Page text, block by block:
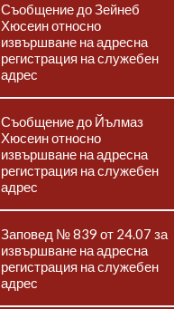
Съобщение до Зейнеб
Хюсеин относно
извършване на адресна
регистрация на служебен
адрес
Съобщение до Йълмаз
Хюсеин относно
извършване на адресна
регистрация на служебен
адрес
Заповед № 839 от 24.07 за
извършване на адресна
регистрация на служебен
адрес